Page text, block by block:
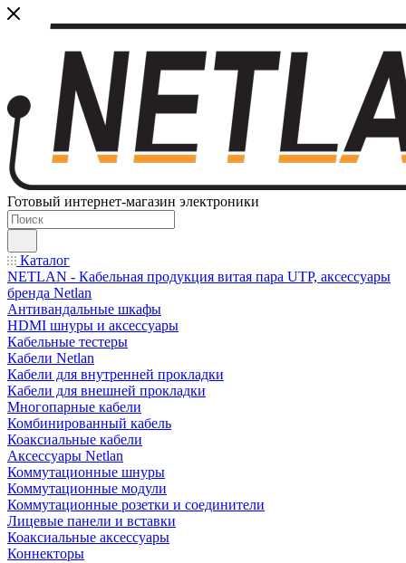
Готовый интернет-магазин электроники
Каталог
NETLAN - Кабельная продукция витая пара UTP, аксессуары
бренда Netlan
Антивандальные шкафы
HDMI шнуры и аксессуары
Кабельные тестеры
Кабели Netlan
Кабели для внутренней прокладки
Кабели для внешней прокладки
Многопарные кабели
Комбинированный кабель
Коаксиальные кабели
Аксессуары Netlan
Коммутационные шнуры
Коммутационные модули
Коммутационные розетки и соединители
Лицевые панели и вставки
Коаксиальные аксессуары
Коннекторы